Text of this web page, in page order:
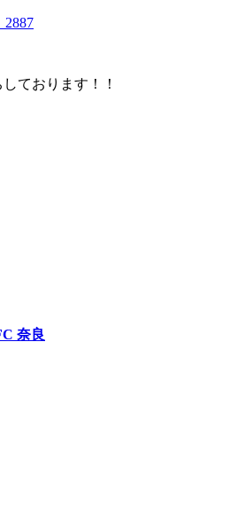
ております！！
奈良